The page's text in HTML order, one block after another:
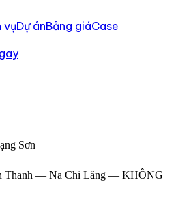
vụDự ánBảng giáCase
Sơn
Thanh — Na Chi Lăng — KHÔNG